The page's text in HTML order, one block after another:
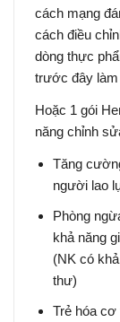
cách mạng
cách điều
dòng thực
trước đây
Hoặc 1 gói
năng chỉnh
Tăng
người lao
Phòng
khả năng
(NK có
thư)
Trẻ hóa